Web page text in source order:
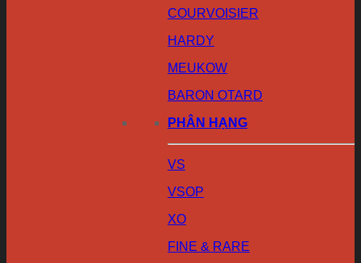
COURVOISIER
HARDY
MEUKOW
BARON OTARD
PHÂN HẠNG
VS
VSOP
XO
FINE & RARE